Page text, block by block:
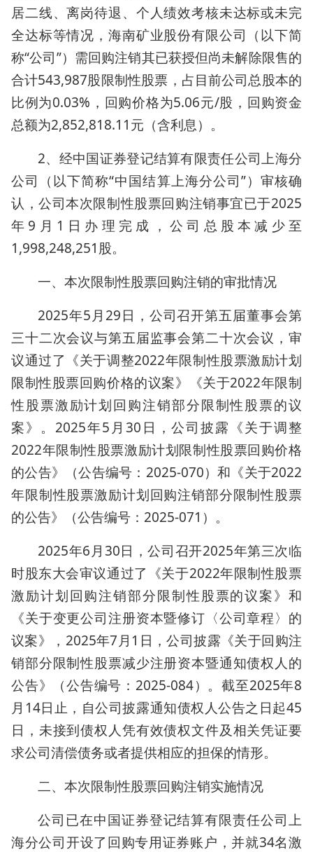
居二线、离岗待退、个人绩效考核未达标或未完
全达标等情况，海南矿业股份有限公司（以下简
称“公司”）需回购注销其已获授但尚未解除限售的
合计543,987股限制性股票，占目前公司总股本的
比例为0.03%，回购价格为5.06元/股，回购资金
总额为2,852,818.11元（含利息）。
2、经中国证券登记结算有限责任公司上海分
公司（以下简称“中国结算上海分公司”）审核确
认，公司本次限制性股票回购注销事宜已于2025
年9月1日办理完成，公司总股本减少至
1,998,248,251股。
一、本次限制性股票回购注销的审批情况
2025年5月29日，公司召开第五届董事会第
三十二次会议与第五届监事会第二十次会议，审
议通过了《关于调整2022年限制性股票激励计划
限制性股票回购价格的议案》《关于2022年限制
性股票激励计划回购注销部分限制性股票的议
案》。2025年5月30日，公司披露《关于调整
2022年限制性股票激励计划限制性股票回购价格
的公告》（公告编号：2025-070）和《关于2022
年限制性股票激励计划回购注销部分限制性股票
的公告》（公告编号：2025-071）。
2025年6月30日，公司召开2025年第三次临
时股东大会审议通过了《关于2022年限制性股票
激励计划回购注销部分限制性股票的议案》和
《关于变更公司注册资本暨修订〈公司章程〉的
议案》，2025年7月1日，公司披露《关于回购注
销部分限制性股票减少注册资本暨通知债权人的
公告》（公告编号：2025-084）。截至2025年8
月14日止，自公司披露通知债权人公告之日起45
日，未接到债权人凭有效债权文件及相关凭证要
求公司清偿债务或者提供相应的担保的情形。
二、本次限制性股票回购注销实施情况
公司已在中国证券登记结算有限责任公司上
海分公司开设了回购专用证券账户，并就34名激